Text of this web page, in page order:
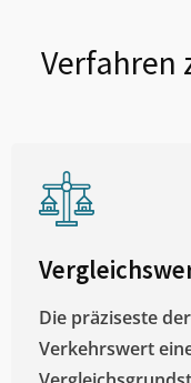
Verfahren
Die präziseste
Verkehrswert